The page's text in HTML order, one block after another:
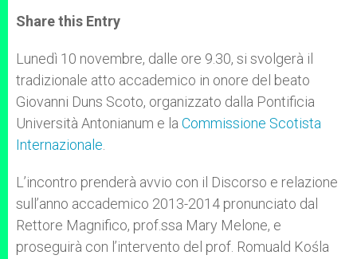
t
s
p
p
s
e
g
e
r
e
b
o
k
r
Share this Entry
Lunedì 10 novembre, dalle ore 9.30, si svolgerà il
tradizionale atto accademico in onore del beato
Giovanni Duns Scoto, organizzato dalla Pontificia
Università Antonianum e la Commissione Scotista
Internazionale
L’incontro prenderà avvio con il Discorso e relazione
sull’anno accademico 2013-2014 pronunciato dal
Rettore Magnifico, prof.ssa Mary Melone, e
proseguirà con l’intervento del prof. Romuald Kośla